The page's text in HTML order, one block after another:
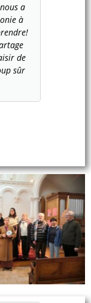
a
à
de
sûr